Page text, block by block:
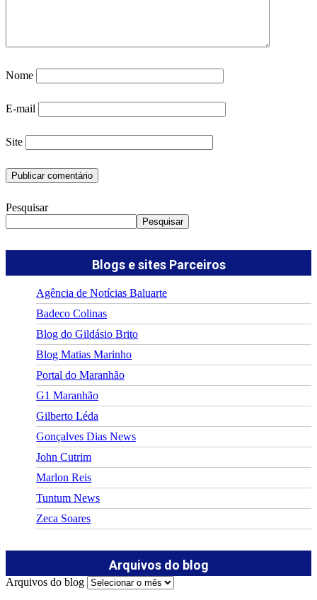
Nome
E-mail
Site
Pesquisar
Pesquisar
Blogs e sites Parceiros
Agência de Notícias Baluarte
Badeco Colinas
Blog do Gildásio Brito
Blog Matias Marinho
Portal do Maranhão
G1 Maranhão
Gilberto Léda
Gonçalves Dias News
John Cutrim
Marlon Reis
Tuntum News
Zeca Soares
Arquivos do blog
Arquivos do blog